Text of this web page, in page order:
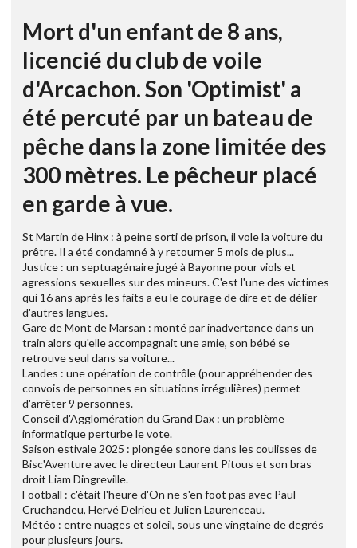
Mort d'un enfant de 8 ans,
licencié du club de voile
d'Arcachon. Son 'Optimist' a
été percuté par un bateau de
pêche dans la zone limitée des
300 mètres. Le pêcheur placé
en garde à vue.
St Martin de Hinx : à peine sorti de prison, il vole la voiture du
prêtre. Il a été condamné à y retourner 5 mois de plus...
Justice : un septuagénaire jugé à Bayonne pour viols et
agressions sexuelles sur des mineurs. C'est l'une des victimes
qui 16 ans après les faits a eu le courage de dire et de délier
d'autres langues.
Gare de Mont de Marsan : monté par inadvertance dans un
train alors qu'elle accompagnait une amie, son bébé se
retrouve seul dans sa voiture...
Landes : une opération de contrôle (pour appréhender des
convois de personnes en situations irrégulières) permet
d'arrêter 9 personnes.
Conseil d'Agglomération du Grand Dax : un problème
informatique perturbe le vote.
Saison estivale 2025 : plongée sonore dans les coulisses de
Bisc'Aventure avec le directeur Laurent Pitous et son bras
droit Liam Dingreville.
Football : c'était l'heure d'On ne s'en foot pas avec Paul
Cruchandeu, Hervé Delrieu et Julien Laurenceau.
Météo : entre nuages et soleil, sous une vingtaine de degrés
pour plusieurs jours.